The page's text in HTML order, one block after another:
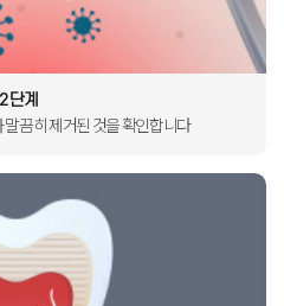
2단계
말끔히 제거된 것을확인합니다